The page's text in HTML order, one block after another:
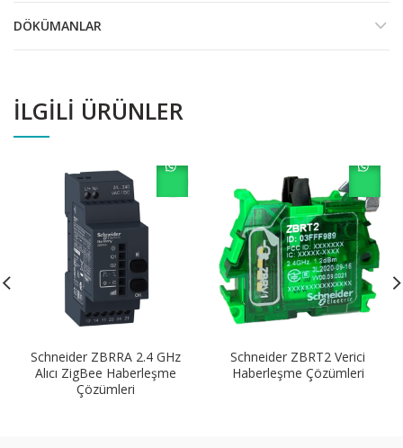
DÖKÜMANLAR
İLGILI ÜRÜNLER
Schneider ZBRRA 2.4 GHz
Alıcı ZigBee Haberleşme
Çözümleri
Schneider ZBRT2 Verici
Haberleşme Çözümleri